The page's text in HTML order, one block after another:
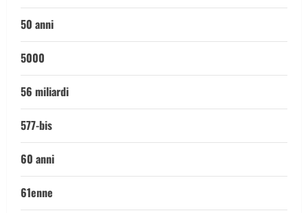
50 anni
5000
56 miliardi
577-bis
60 anni
61enne